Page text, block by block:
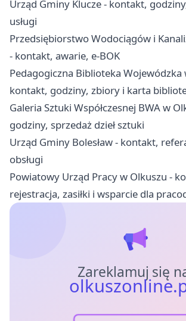
Urząd Gminy Klucze - kontakt,
usługi
Przedsiębiorstwo Wodociągów i
- kontakt, awarie, e-BOK
Pedagogiczna Biblioteka Wojewódzka
kontakt, godziny, zbiory i karta
Galeria Sztuki Współczesnej BWA w
godziny, sprzedaż dzieł sztuki
Urząd Gminy Bolesław - kontakt,
obsługi
Powiatowy Urząd Pracy w Olkuszu -
rejestracja, zasiłki i wsparcie dla
Zareklamuj się